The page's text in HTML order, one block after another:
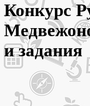
Конкурс
и задания